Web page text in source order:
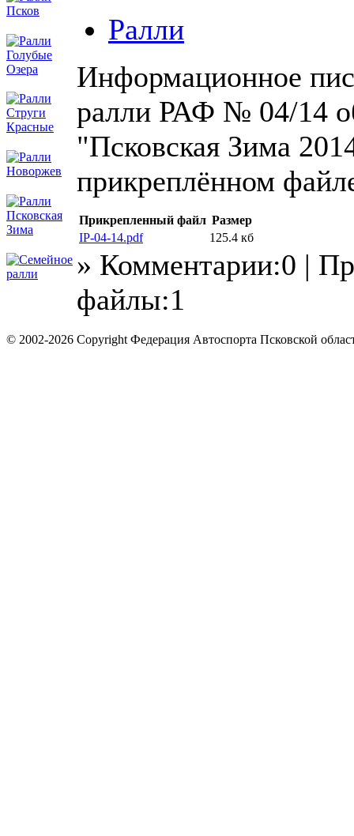
Ралли
Информационное
ралли РАФ № 04/14
"Псковская Зима
прикреплённом
Прикрепленный файл Размер
IP-04-14.pdf
125.4 кб
» Комментарии:0 |
файлы:1
© 2002-2026 Copyright Федерация Автоспорта Псковской